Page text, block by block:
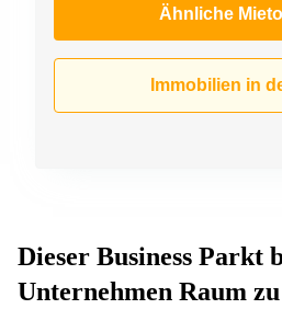
Ähnliche
Immobilien in
Dieser Business Parkt
Unternehmen Raum zu